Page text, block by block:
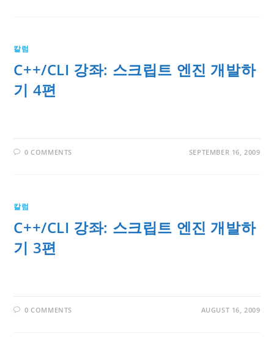
칼럼
C++/CLI 강좌: 스크립트 엔진 개발하
기 4편
0 COMMENTS SEPTEMBER 16, 2009
칼럼
C++/CLI 강좌: 스크립트 엔진 개발하
기 3편
0 COMMENTS AUGUST 16, 2009